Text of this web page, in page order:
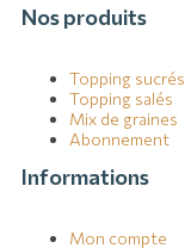
Nos produits
Topping sucrés
Topping salés
Mix de graines
Abonnement
Informations
Mon compte